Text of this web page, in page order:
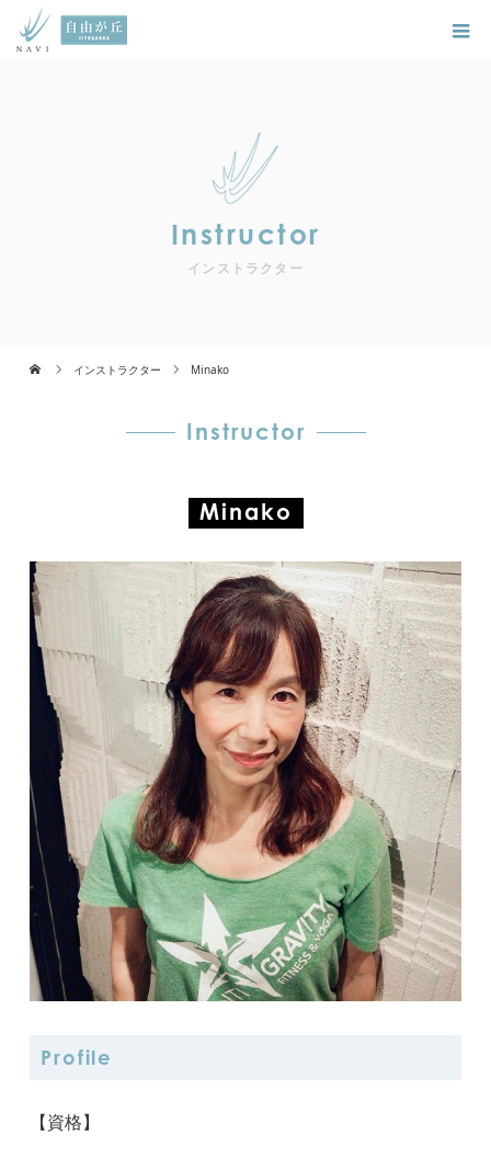
Instructor
インストラクター
インストラクター Minako
Instructor
Minako
Profile
【資格】